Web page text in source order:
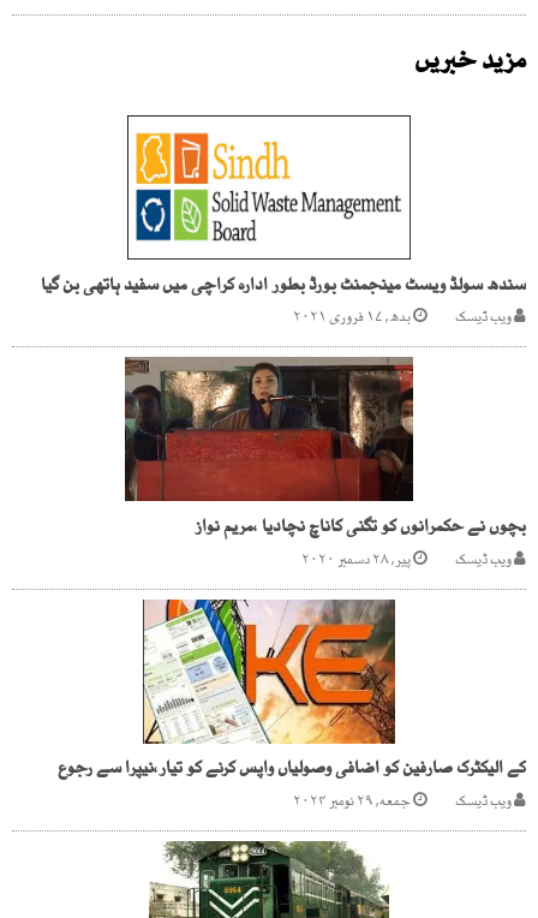
مزید خبریں
سندھ سولڈ ویسٹ مینجمنٹ بورڈ بطور ادارہ کراچی میں سفید ہاتھی بن گیا
ویب ڈیسک بدھ, ۱۷ فروری ۲۰۲۱
بچوں نے حکمرانوں کو تگنی کاناچ نچادیا ،مریم نواز
ویب ڈیسک پیر, ۲۸ دسمبر ۲۰۲۰
کے الیکٹرک صارفین کو اضافی وصولیاں واپس کرنے کو تیار،نیپرا سے رجوع
ویب ڈیسک جمعه, ۲۹ نومبر ۲۰۲۴